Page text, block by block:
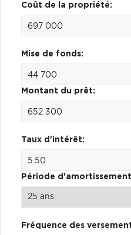
Coût de la propriété:
Mise de fonds:
Montant du prêt:
Taux d'intérêt:
Période
Fréquence des